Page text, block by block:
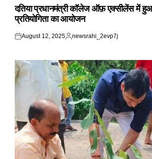
दतिया प्रधानमंत्री कॉलेज ऑफ़ एक्सीलेंस में हुआ
प्रतियोगिता का आयोजन
Posted
August 12, 2025
Posted
newsrahi_2evp7j